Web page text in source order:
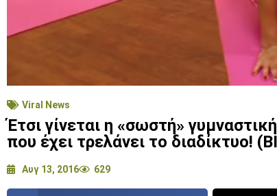
Viral News
Έτσι γίνεται η «σωστή»
που έχει τρελάνει το διαδίκτυο!
Αυγ 13, 2016 629